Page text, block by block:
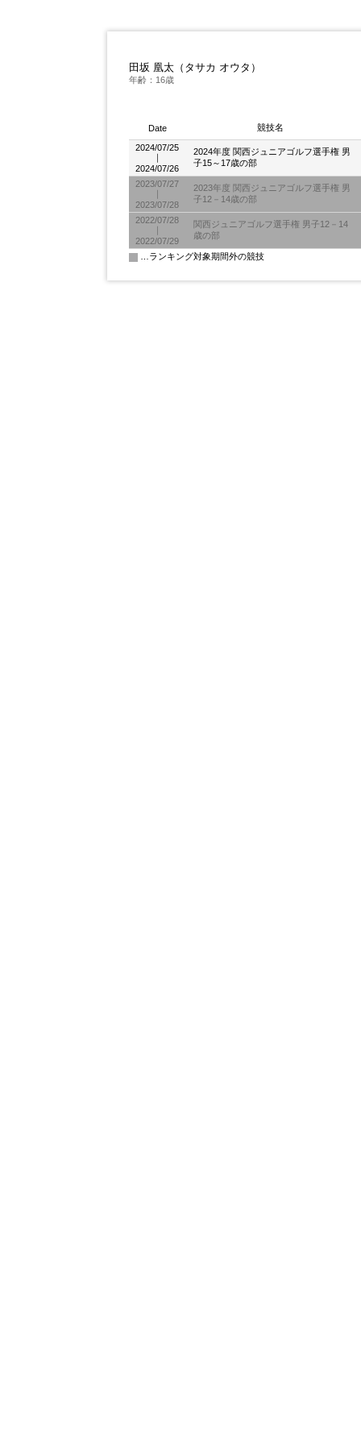
田坂 凰太（タサカ オウタ）
年齢：16歳
Date 競技名
2024/07/25
｜
2024/07/26
2024年度 関西ジュニアゴルフ選手権 男
子15～17歳の部
2023/07/27
｜
2023/07/28
2023年度 関西ジュニアゴルフ選手権 男
子12－14歳の部
2022/07/28
｜
2022/07/29
関西ジュニアゴルフ選手権 男子12－14
歳の部
…ランキング対象期間外の競技